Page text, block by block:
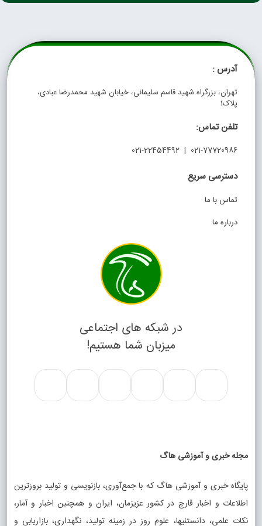
آدرس :
تهران، بزرگراه شهید قاسم سلیمانی، خیابان شهید محمدرضا عبادی،
پلاک1
تلفن تماس:
021-77720986 | 021-22454492
دسترسی سریع
تماس با ما
درباره ما
در شبکه های اجتماعی
میزبان شما هستیم!
مجله خبری و آموزشی هاگ
پایگاه خبری و آموزشی هاگ که با جمع‌آوری، بازنویسی و تولید بروزترین
اطلاعات و اخبار قارچ در کشور عزیزمان، ایران و همچنین اخبار و آمار،
نکات علمی، دانستنیها، علوم روز در زمینه تولید، نگهداری، بازاریابی و